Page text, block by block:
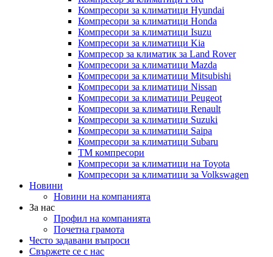
Компресори за климатици Hyundai
Компресори за климатици Honda
Компресори за климатици Isuzu
Компресори за климатици Kia
Компресор за климатик за Land Rover
Компресори за климатици Mazda
Компресори за климатици Mitsubishi
Компресори за климатици Nissan
Компресори за климатици Peugeot
Компресори за климатици Renault
Компресори за климатици Suzuki
Компресори за климатици Saipa
Компресори за климатици Subaru
TM компресори
Компресори за климатици на Toyota
Компресори за климатици за Volkswagen
Новини
Новини на компанията
За нас
Профил на компанията
Почетна грамота
Често задавани въпроси
Свържете се с нас